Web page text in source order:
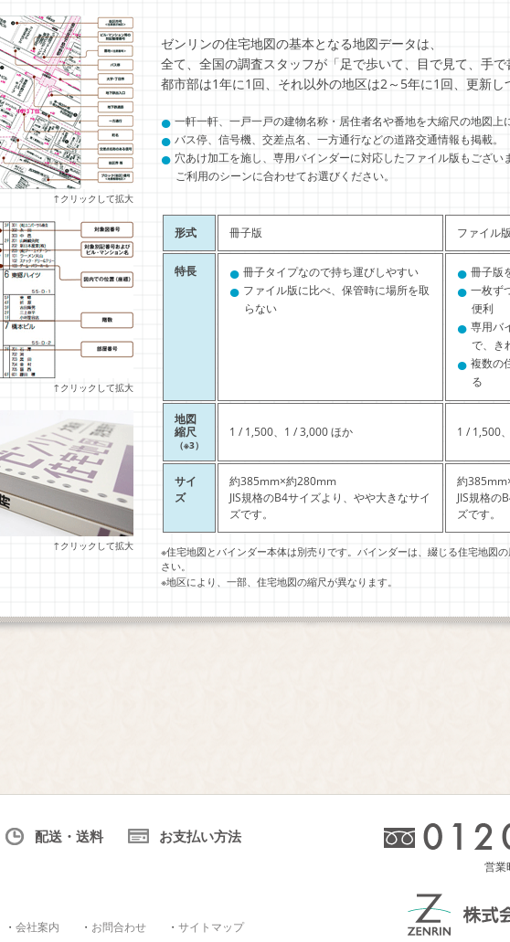
↑クリックして拡大
↑クリックして拡大
↑クリックして拡大
ゼンリンの住宅地図の基本となる地図データは、
全て、全国の調査スタッフが「足で歩いて、目で見て、手で
都市部は1年に1回、それ以外の地区は2～5年に1回、更新し
● 一軒一軒、一戸一戸の建物名称・居住者名や番地を大縮尺の地図上
● バス停、信号機、交差点名、一方通行などの道路交通情報も掲載。
● 穴あけ加工を施し、専用バインダーに対応したファイル版もござい
ご利用のシーンに合わせてお選びください。
形式 冊子版 ファイル
特長 ● 冊子タイプなので持ち運びしやすい
● ファイル版に比べ、保管時に場所を取
らない
● 冊子版
● 一枚ず
便利
● 専用バ
で、き
● 複数の
る
地図
縮尺
（※3）
1 / 1,500、1 / 3,000 ほか 1 / 1,500
サイ
ズ
約385mm×約280mm
JIS規格のB4サイズより、やや大きなサイ
ズです。
約
JIS規格の
ズです。
※住宅地図とバインダー本体は別売りです。バインダーは、綴じる住宅地図
さい。
※地区により、一部、住宅地図の縮尺が異なります。
配送・送料 お支払い方法
・ 会社案内 ・ お問合わせ ・ サイトマップ
営